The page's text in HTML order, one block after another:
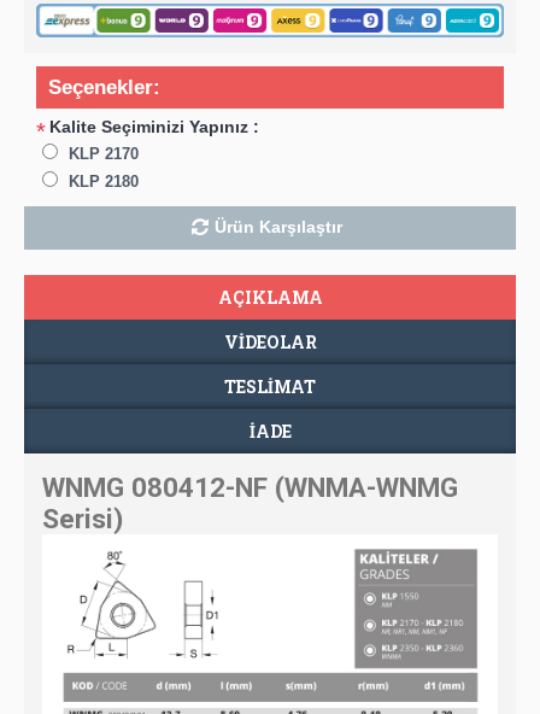
Seçenekler:
* Kalite Seçiminizi Yapınız :
KLP 2170
KLP 2180
Ürün Karşılaştır
AÇIKLAMA
VIDEOLAR
TESLIMAT
İADE
WNMG 080412-NF (WNMA-WNMG
Serisi)